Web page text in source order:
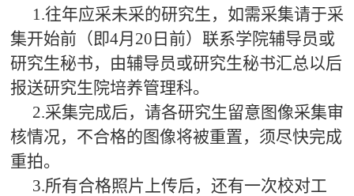
1.往年应采未采的研究生，如需采集请于采
集开始前（即4月20日前）联系学院辅导员或
研究生秘书，由辅导员或研究生秘书汇总以后
报送研究生院培养管理科。
2.采集完成后，请各研究生留意图像采集审
核情况，不合格的图像将被重置，须尽快完成
重拍。
3.所有合格照片上传后，还有一次校对工